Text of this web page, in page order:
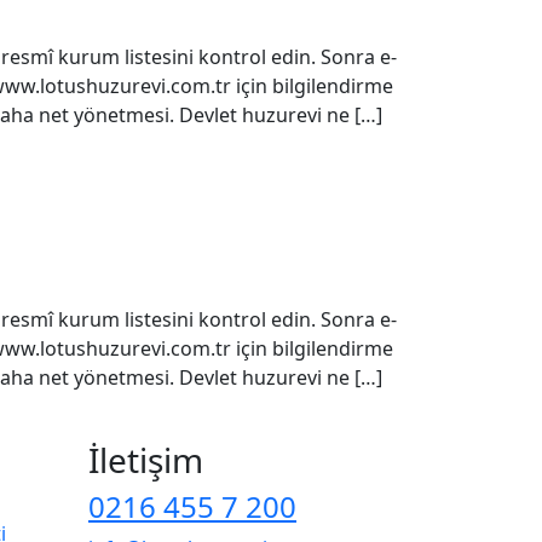
resmî kurum listesini kontrol edin. Sonra e-
için bilgilendirme
net yönetmesi. Devlet huzurevi ne […]
resmî kurum listesini kontrol edin. Sonra e-
için bilgilendirme
net yönetmesi. Devlet huzurevi ne […]
İletişim
0216 455 7 200